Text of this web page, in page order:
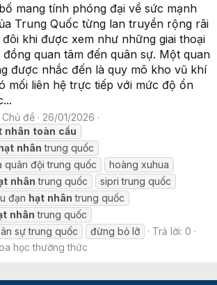
mang tính phóng đại về sức mạnh
Trung Quốc từng lan truyền rộng rãi
khi được xem như những giai thoại
quan tâm đến quân sự. Một quan
được nhắc đến là quy mô kho vũ khí
mối liên hệ trực tiếp với mức độ ổn
Chủ đề
26/01/2026
nhân toàn cầu
nhân trung quốc
quân đội trung quốc
hoàng xuhua
nhân trung quốc
sipri trung quốc
đạn hạt nhân trung quốc
nhân trung quốc
sự trung quốc
đừng bỏ lỡ
Trả lời: 0
học thường thức